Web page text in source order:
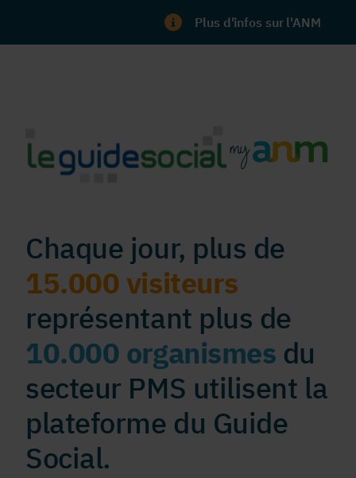
Plus d'infos sur l'ANM
Chaque jour, plus de
15.000 visiteurs
représentant plus de
10.000 organismes du
secteur PMS utilisent la
plateforme du Guide
Social.